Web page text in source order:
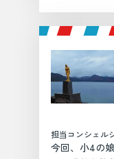
担当コンシェ
今回、小4の